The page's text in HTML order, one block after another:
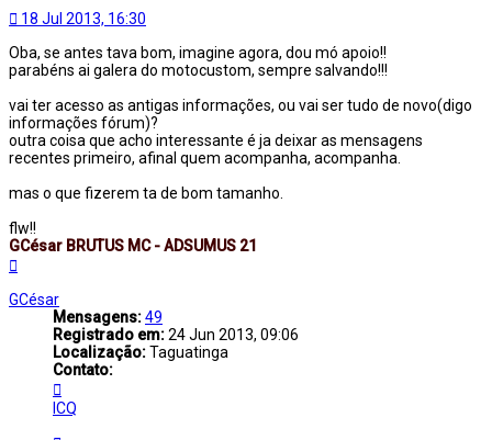
18 Jul 2013, 16:30
Oba, se antes tava bom, imagine agora, dou mó apoio!!
parabéns ai galera do motocustom, sempre salvando!!!
vai ter acesso as antigas informações, ou vai ser tudo de novo(digo
informações fórum)?
outra coisa que acho interessante é ja deixar as mensagens
recentes primeiro, afinal quem acompanha, acompanha.
mas o que fizerem ta de bom tamanho.
flw!!
GCésar BRUTUS MC - ADSUMUS 21
topo
GCésar
Mensagens:49
Registrado em:24 Jun 2013, 09:06
Localização:Taguatinga
Contato:
GCésar
ICQ